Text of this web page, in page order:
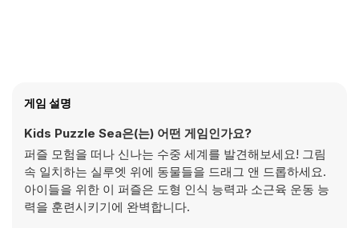
게임 설명
Kids Puzzle Sea은(는) 어떤 게임인가요?
퍼즐 모험을 떠나 신나는 수중 세계를 발견해보세요! 그림
속 일치하는 실루엣 위에 동물들을 드래그 앤 드롭하세요.
아이들을 위한 이 퍼즐은 도형 인식 능력과 소근육 운동 능
력을 훈련시키기에 완벽합니다.